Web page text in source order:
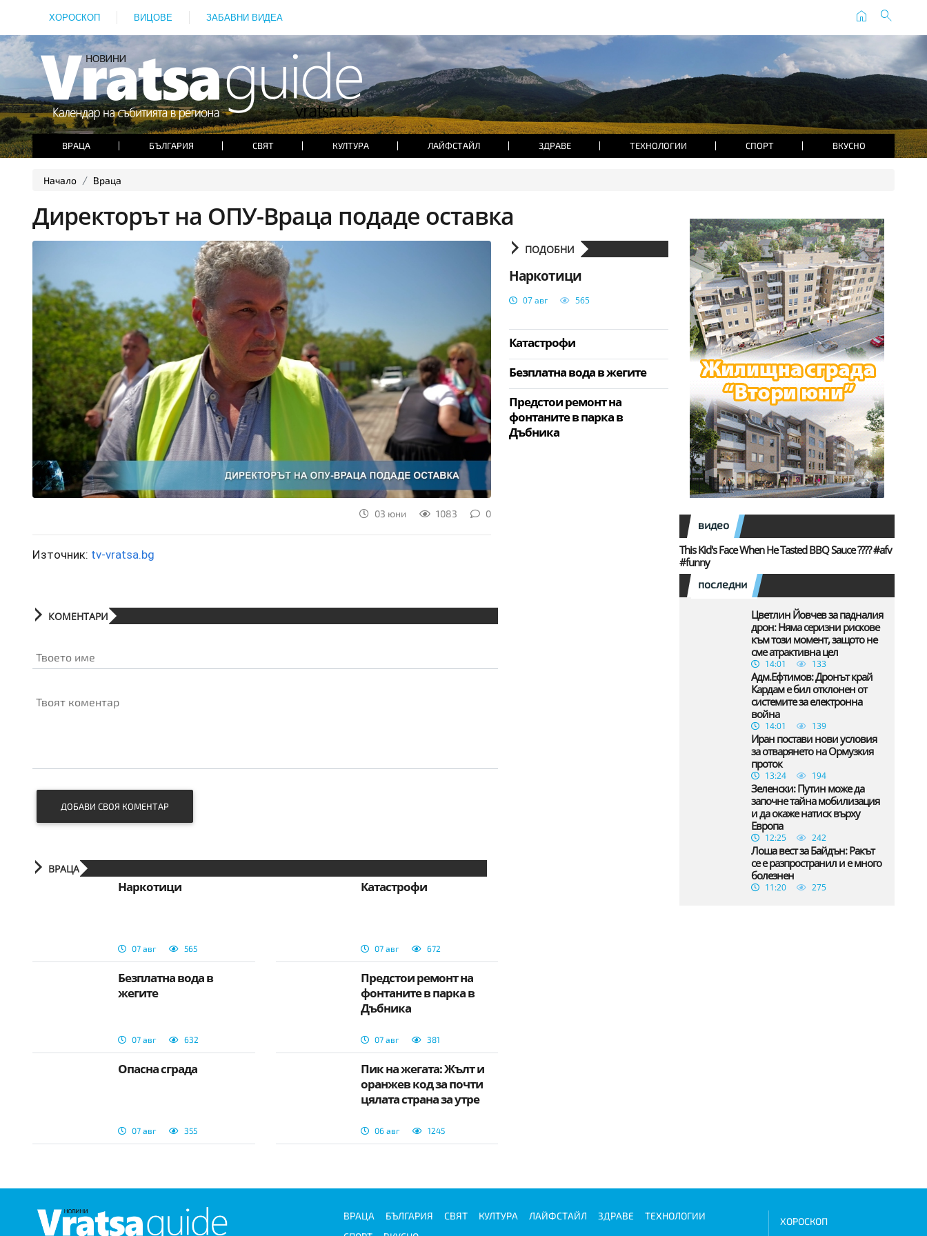
ХОРОСКОП ВИЦОВЕ ЗАБАВНИ ВИДЕА home search
ВРАЦА БЪЛГАРИЯ СВЯТ КУЛТУРА ЛАЙФСТАЙЛ ЗДРАВЕ ТЕХНОЛОГИИ СПОРТ ВКУСНО
Начало Враца
Директорът на ОПУ-Враца подаде оставка
03 юни 1083 0
Източник: tv-vratsa.bg
КОМЕНТАРИ
Твоето име
Твоят коментар
ДОБАВИ СВОЯ КОМЕНТАР
ВРАЦА
Наркотици
07 авг 565
Катастрофи
07 авг 672
Безплатна вода в
жегите
07 авг 632
Предстои ремонт на
фонтаните в парка в
Дъбника
07 авг 381
Опасна сграда
07 авг 355
Пик на жегата: Жълт и
оранжев код за почти
цялата страна за утре
06 авг 1245
ПОДОБНИ
Наркотици
07 авг 565
Катастрофи
Безплатна вода в жегите
Предстои ремонт на
фонтаните в парка в
Дъбника
видео
This Kid's Face When He Tasted BBQ Sauce ???? #afv
#funny
последни
Цветлин Йовчев за падналия
дрон: Няма серизни рискове
към този момент, защото не
сме атрактивна цел
14:01 133
Адм.Ефтимов: Дронът край
Кардам е бил отклонен от
системите за електронна
война
14:01 139
Иран постави нови условия
за отварянето на Ормузкия
проток
13:24 194
Зеленски: Путин може да
започне тайна мобилизация
и да окаже натиск върху
Европа
12:25 242
Лоша вест за Байдън: Ракът
се е разпространил и е много
болезнен
11:20 275
ВРАЦА БЪЛГАРИЯ СВЯТ КУЛТУРА ЛАЙФСТАЙЛ ЗДРАВЕ
ТЕХНОЛОГИИ
ХОРОСКОП